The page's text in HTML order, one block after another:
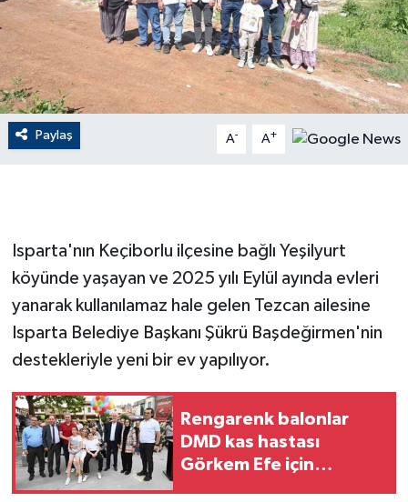
Paylaş A- A+
Isparta'nın Keçiborlu ilçesine bağlı Yeşilyurt
köyünde yaşayan ve 2025 yılı Eylül ayında evleri
yanarak kullanılamaz hale gelen Tezcan ailesine
Isparta Belediye Başkanı Şükrü Başdeğirmen'nin
destekleriyle yeni bir ev yapılıyor.
Rengarenk balonlar
DMD kas hastası
Görkem Efe için
EĞİTİM
EKONOMİ
English News
Finans
Gayrimenkul
GENEL
GÜNDEM
HABERDE İNSAN
İNSAN